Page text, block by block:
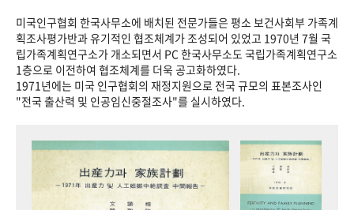
미국인구협회 한국사무소에 배치된 전문가들은 평소 보건사회부 가족계
획조사평가반과 유기적인 협조체계가 조성되어 있었고 1970년 7월 국
립가족계획연구소가 개소되면서 PC 한국사무소도 국립가족계획연구소
1층으로 이전하여 협조체계를 더욱 공고화하였다.
1971년에는 미국 인구협회의 재정지원으로 전국 규모의 표본조사인
"전국 출산력 및 인공임신중절조사"를 실시하였다.